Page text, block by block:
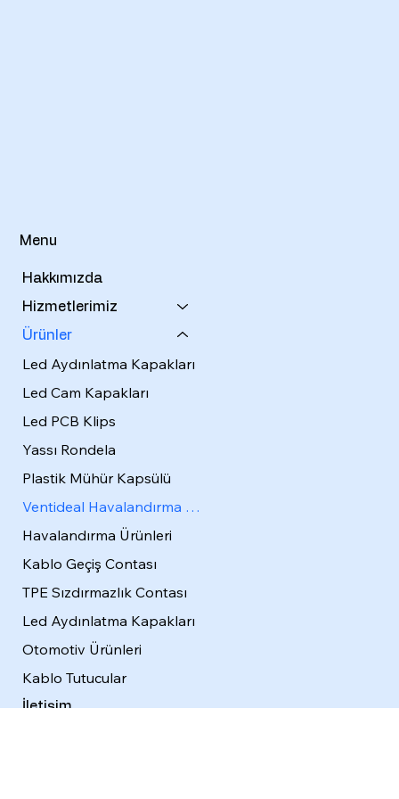
Menu
Hakkımızda
Hizmetlerimiz
Ürünler
Led Aydınlatma Kapakları
Led Cam Kapakları
Led PCB Klips
Yassı Rondela
Plastik Mühür Kapsülü
Ventideal Havalandırma Tapası
Havalandırma Ürünleri
Kablo Geçiş Contası
TPE Sızdırmazlık Contası
Led Aydınlatma Kapakları
Otomotiv Ürünleri
Kablo Tutucular
İletişim